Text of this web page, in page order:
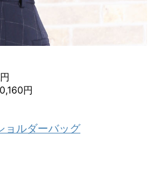
円
ルダーバッグ